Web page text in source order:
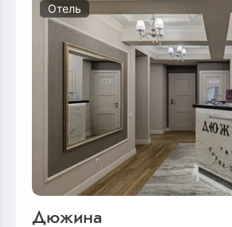
Отель
Дюжина